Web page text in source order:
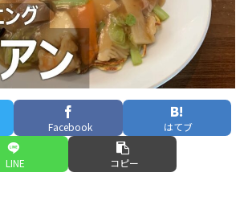
Facebook はてブ
LINE コピー